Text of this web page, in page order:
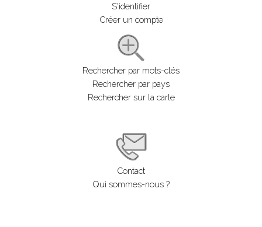
S'identifier
Créer un compte
Rechercher par mots-clés
Rechercher par pays
Rechercher sur la carte
Contact
Qui sommes-nous ?